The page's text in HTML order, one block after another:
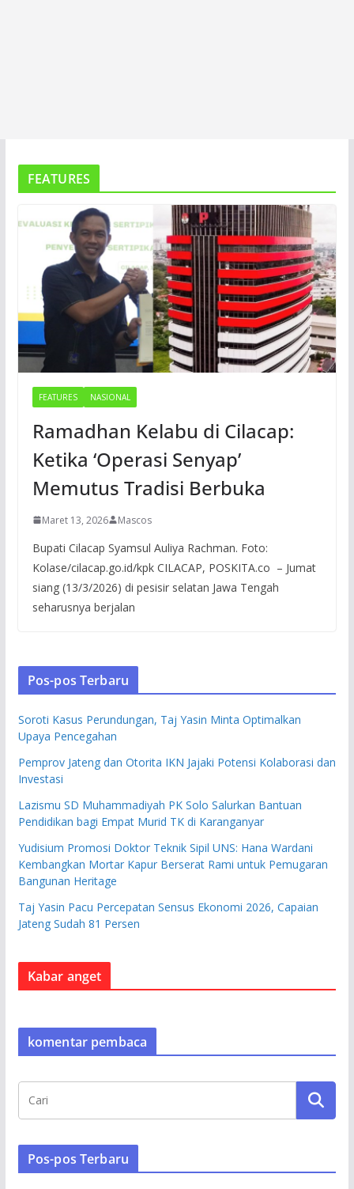
FEATURES
FEATURES NASIONAL
Ramadhan Kelabu di Cilacap:
Ketika ‘Operasi Senyap’
Memutus Tradisi Berbuka
Maret 13, 2026 Mascos
Bupati Cilacap Syamsul Auliya Rachman. Foto:
Kolase/cilacap.go.id/kpk CILACAP, POSKITA.co – Jumat
siang (13/3/2026) di pesisir selatan Jawa Tengah
seharusnya berjalan
Pos-pos Terbaru
Soroti Kasus Perundungan, Taj Yasin Minta Optimalkan
Upaya Pencegahan
Pemprov Jateng dan Otorita IKN Jajaki Potensi Kolaborasi dan
Investasi
Lazismu SD Muhammadiyah PK Solo Salurkan Bantuan
Pendidikan bagi Empat Murid TK di Karanganyar
Yudisium Promosi Doktor Teknik Sipil UNS: Hana Wardani
Kembangkan Mortar Kapur Berserat Rami untuk Pemugaran
Bangunan Heritage
Taj Yasin Pacu Percepatan Sensus Ekonomi 2026, Capaian
Jateng Sudah 81 Persen
Kabar anget
komentar pembaca
Pos-pos Terbaru